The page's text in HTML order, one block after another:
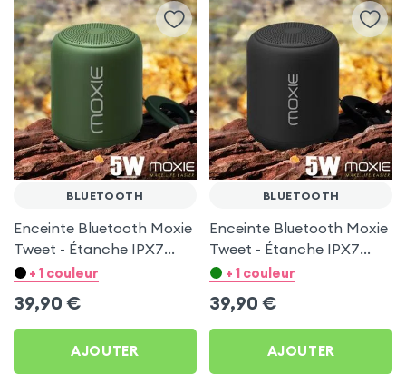
BLUETOOTH
Enceinte Bluetooth Moxie
Tweet - Étanche IPX7
Autonomie 12 Heures -
+ 1 couleur
39,90 €
AJOUTER
BLUETOOTH
Enceinte Bluetooth Moxie
Tweet - Étanche IPX7
Autonomie 12 Heures -
+ 1 couleur
39,90 €
AJOUTER